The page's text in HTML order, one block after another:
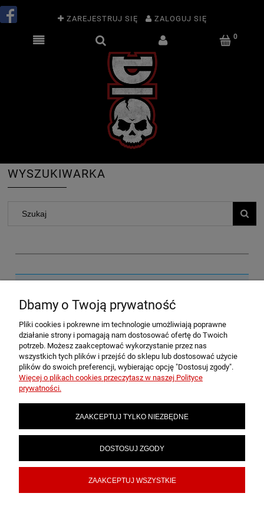
ZAREJESTRUJ SIĘ ZALOGUJ SIĘ
WYSZUKIWARKA
POMOC
MOJE KONTO
INFORMACJE
O NAS
Dbamy o Twoją prywatność
Pliki cookies i pokrewne im technologie umożliwiają poprawne
działanie strony i pomagają nam dostosować ofertę do Twoich
potrzeb. Możesz zaakceptować wykorzystanie przez nas
wszystkich tych plików i przejść do sklepu lub dostosować użycie
plików do swoich preferencji, wybierając opcję "Dostosuj zgody".
Więcej o plikach cookies przeczytasz w naszej Polityce
prywatności.
ZAAKCEPTUJ TYLKO NIEZBĘDNE
DOSTOSUJ ZGODY
ZAAKCEPTUJ WSZYSTKIE